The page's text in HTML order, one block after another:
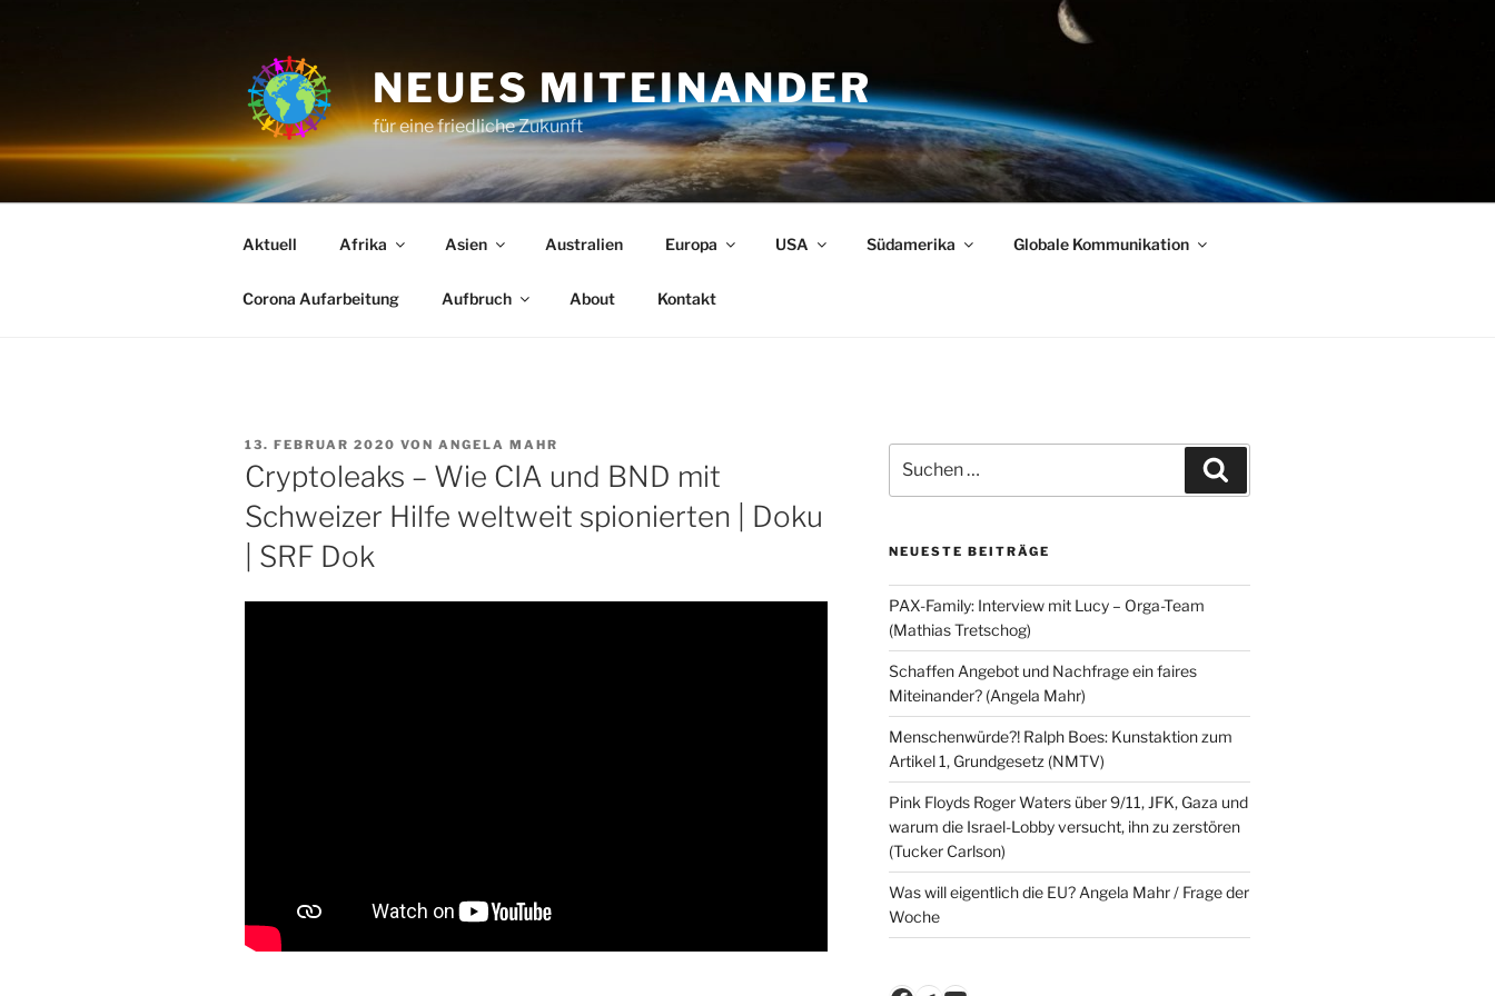
NEUES MITEINANDER
für eine friedliche Zukunft
Aktuell Afrika Asien Australien Europa USA Südamerika Globale Kommunikation
Corona Aufarbeitung Aufbruch About Kontakt
VERÖFFENTLICHT
AM
13. FEBRUAR 2020 VON ANGELA MAHR
Cryptoleaks – Wie CIA und BND mit
Schweizer Hilfe weltweit spionierten | Doku
| SRF Dok
nach:
NEUESTE BEITRÄGE
PAX-Family: Interview mit Lucy – Orga-Team
(Mathias Tretschog)
Schaffen Angebot und Nachfrage ein faires
Miteinander? (Angela Mahr)
Menschenwürde?! Ralph Boes: Kunstaktion zum
Artikel 1, Grundgesetz (NMTV)
Pink Floyds Roger Waters über 9/11, JFK, Gaza und
warum die Israel-Lobby versucht, ihn zu zerstören
(Tucker Carlson)
Was will eigentlich die EU? Angela Mahr / Frage der
Woche